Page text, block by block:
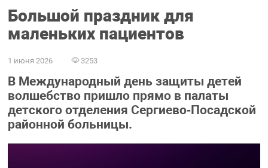
Большой праздник для
маленьких пациентов
1 июня 2026 3253
В Международный день защиты детей
волшебство пришло прямо в палаты
детского отделения Сергиево‑Посадской
районной больницы.